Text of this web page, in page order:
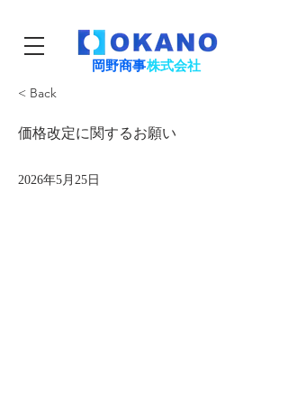
岡野商事株式会社
< Back
価格改定に関するお願い
2026年5月25日